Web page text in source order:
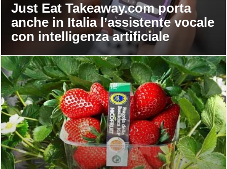
Just Eat Takeaway.com porta
anche in Italia l’assistente vocale
con intelligenza artificiale